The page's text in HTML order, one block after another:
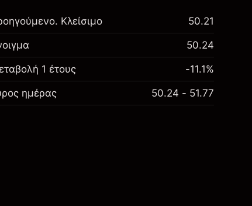
Κλείσιμο 50.21
50.24
1 έτους -11.1%
ημέρας 50.24 - 51.77